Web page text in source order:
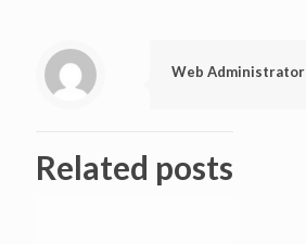
Web Administrator
Related posts